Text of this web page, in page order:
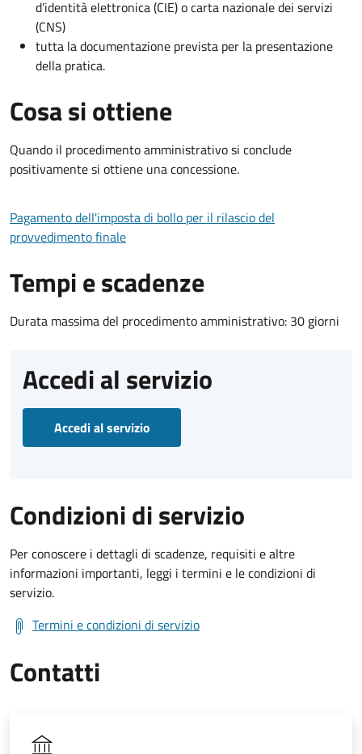
d’identità elettronica (CIE) o carta nazionale dei servizi
(CNS)
tutta la documentazione prevista per la presentazione
della pratica.
Cosa si ottiene
Quando il procedimento amministrativo si conclude
positivamente si ottiene una concessione.
Pagamento dell'imposta di bollo per il rilascio del
provvedimento finale
Tempi e scadenze
Durata massima del procedimento amministrativo: 30 giorni
Accedi al servizio
Accedi al servizio
Condizioni di servizio
Per conoscere i dettagli di scadenze, requisiti e altre
informazioni importanti, leggi i termini e le condizioni di
servizio.
Termini e condizioni di servizio
Contatti